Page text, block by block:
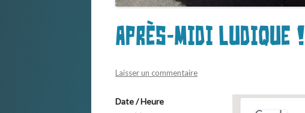
Après-midi ludique !
Laisser un commentaire
Date / Heure